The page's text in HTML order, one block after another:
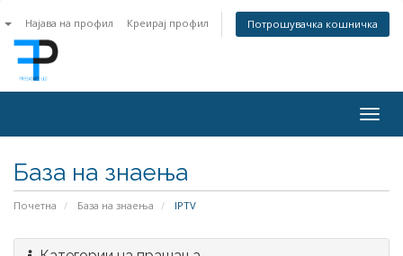
Најава на профил Креирај профил Потрошувачка кошничка
База на знаења
Почетна База на знаења IPTV